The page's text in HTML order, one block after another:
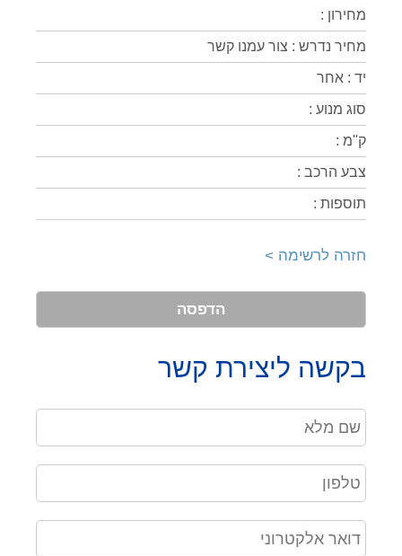
מחירון :
מחיר נדרש : צור עמנו קשר
יד : אחר
סוג מנוע :
ק''מ :
צבע הרכב :
תוספות :
חזרה לרשימה >
הדפסה
בקשה ליצירת קשר